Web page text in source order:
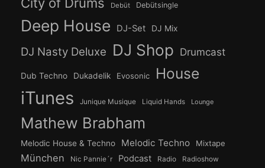
City of Drums Debüt Debütsingle
Deep House DJ-Set DJ Mix
DJ Nasty Deluxe DJ Shop Drumcast
Dub Techno Dukadelik Evosonic House
iTunes Junique Musique Liquid Hands Lounge
Mathew Brabham
Melodic House & Techno Melodic Techno Mixtape
München Nic Pannie´r Podcast Radio Radioshow